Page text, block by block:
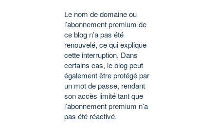
Le nom de domaine ou
l’abonnement premium de
ce blog n’a pas été
renouvelé, ce qui explique
cette interruption. Dans
certains cas, le blog peut
également être protégé par
un mot de passe, rendant
son accès limité tant que
l’abonnement premium n’a
pas été réactivé.